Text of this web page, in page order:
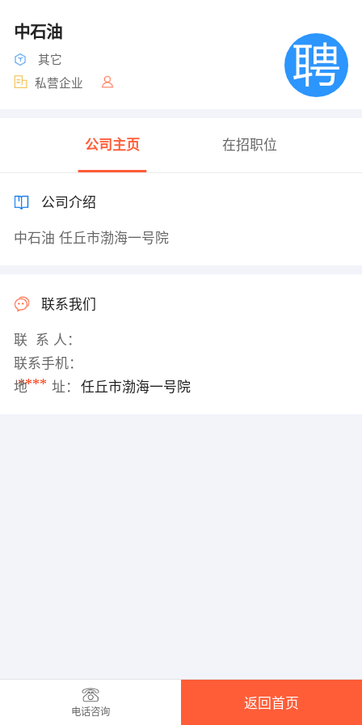
中石油
其它
私营企业
公司主页 在招职位
公司介绍
中石油 任丘市渤海一号院
联系我们
联 系 人：
联系手机：
****
地 址： 任丘市渤海一号院
电话咨询
返回首页